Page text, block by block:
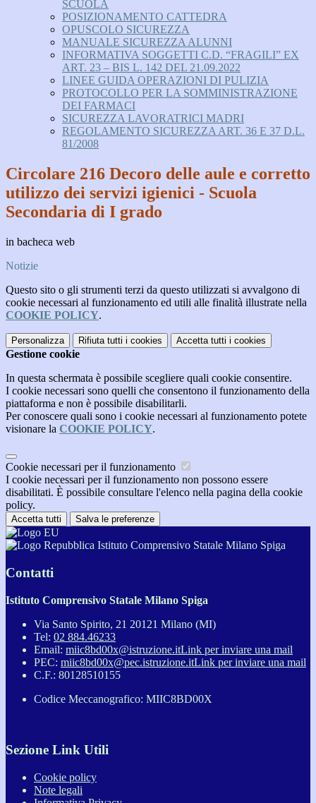
SCUOLA
POSIZIONAMENTO CATTEDRA
OPUSCOLO SICUREZZA
MANUALE SICUREZZA ALUNNI
INFORMATIVA SOGGETTI C.D. “FRAGILI” EX
ART. 23 – BIS L. 142 DEL 21.09.2022
LINEE GUIDA OPERAZIONI DI PULIZIA
PROTOCOLLO PER LA SOMMINISTRAZIONE
DEI FARMACI
SICUREZZA LAVORATRICI MADRI
REGOLAMENTO SICUREZZA ART. 36 E 37 D.L.
81/2008
Circolare 216 Decoro delle aule e corretto
utilizzo dei servizi igienici - Scuola
Secondaria di I grado
in bacheca web
Notizie
Questo sito o gli strumenti terzi da questo utilizzati si avvalgono di
cookie necessari al funzionamento ed utili alle finalità illustrate nella
COOKIE POLICY.
Personalizza Rifiuta tutti i cookies Accetta tutti i cookies
Gestione cookie
In questa schermata è possibile scegliere quali cookie consentire.
I cookie necessari sono quelli che consentono il funzionamento della
piattaforma e non è possibile disabilitarli.
Per conoscere quali sono i cookie necessari al funzionamento potete
visionare la COOKIE POLICY.
Cookie necessari per il funzionamento
I cookie necessari per il funzionamento non possono essere
disabilitati. È possibile consultare l'elenco nella pagina della cookie
policy.
Accetta tutti Salva le preferenze
Istituto Comprensivo Statale Milano Spiga
Contatti
Istituto Comprensivo Statale Milano Spiga
Via Santo Spirito, 21 20121 Milano (MI)
Tel: 02 884.46233
Email: miic8bd00x@istruzione.itLink per inviare una mail
PEC: miic8bd00x@pec.istruzione.itLink per inviare una mail
C.F.: 80128510155
Codice Meccanografico: MIIC8BD00X
Sezione Link Utili
Cookie policy
Note legali